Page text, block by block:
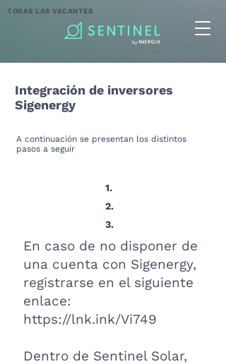
TODAS LAS VACANTES
Integración de inversores
Sigenergy
A continuación se presentan los distintos
pasos a seguir
1.
2.
3.
En caso de no disponer de
una cuenta con Sigenergy,
registrarse en el siguiente
enlace:
https://lnk.ink/Vi749
Dentro de Sentinel Solar,